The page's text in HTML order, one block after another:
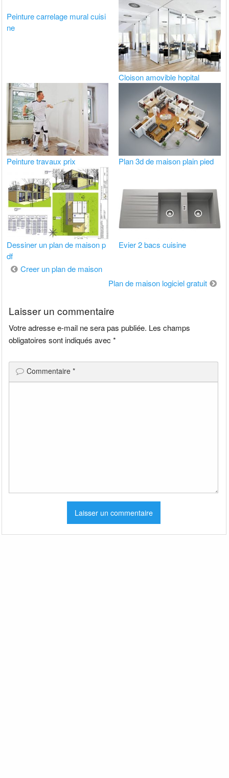
Peinture carrelage mural cuisi
ne
Cloison amovible hopital
Peinture travaux prix Plan 3d de maison plain pied
Dessiner un plan de maison p
df
Evier 2 bacs cuisine
Navigation
Creer un plan de maison
Plan de maison logiciel gratuit
Laisser un commentaire
Votre adresse e-mail ne sera pas publiée. Les champs
obligatoires sont indiqués avec*
Commentaire*